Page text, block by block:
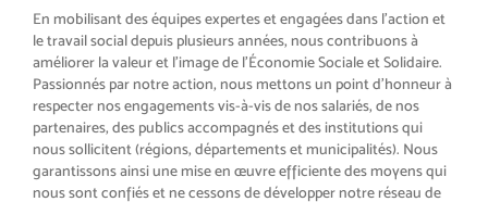
En mobilisant des équipes expertes et engagées dans l’action et
le travail social depuis plusieurs années, nous contribuons à
améliorer la valeur et l’image de l’Économie Sociale et Solidaire.
Passionnés par notre action, nous mettons un point d’honneur à
respecter nos engagements vis-à-vis de nos salariés, de nos
partenaires, des publics accompagnés et des institutions qui
nous sollicitent (régions, départements et municipalités). Nous
garantissons ainsi une mise en œuvre efficiente des moyens qui
nous sont confiés et ne cessons de développer notre réseau de